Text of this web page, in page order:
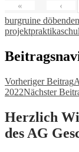
« ‹
burgruine döben
projektpraktika
Vorheriger Beitrag
2022Nächster
Herzlich
des AG